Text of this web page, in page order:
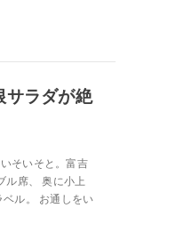
サラダが絶
そいそと。富吉
ル席、 奥に小上
ル。 お通しをい